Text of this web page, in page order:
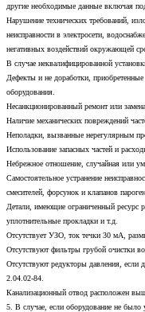
другие необходимые данные включая
Нарушение технических требований,
неисправности в электросети,
негативных воздействий окружающей
В случае неквалифицированной
Дефекты и не доработки,
оборудования.
Несанкционированный ремонт или
Наличие механических повреждений
Неполадки, вызванные нерегулярным
Использование запасных частей и
Небрежное отношение, случайная или
Самостоятельное устранение
смесителей, форсунок и клапанов
Детали, имеющие ограниченный
уплотнительные прокладки и т.д.
Отсутствует УЗО, ток течки 30 мА,
Отсутствуют фильтры грубой очистки
Отсутствуют редукторы давления, если
2.04.02-84.
Канализационный отвод расположен
5. В случае, если оборудование не было